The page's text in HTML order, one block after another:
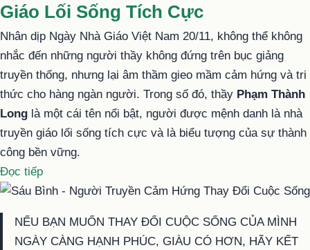
Giáo Lối Sống Tích Cực
Nhân dịp Ngày Nhà Giáo Việt Nam 20/11, không thể không
nhắc đến những người thầy không đứng trên bục giảng
truyền thống, nhưng lại âm thầm gieo mầm cảm hứng và tri
thức cho hàng ngàn người. Trong số đó, thầy Phạm Thành
Long là một cái tên nổi bật, người được mệnh danh là nhà
truyền giáo lối sống tích cực và là biểu tượng của sự thành
công bền vững.
Đọc tiếp“Phạm
Thành
là
NẾU BẠN MUỐN THAY ĐỔI CUỘC SỐNG CỦA MÌNH
NGÀY CÀNG HẠNH PHÚC, GIÀU CÓ HƠN, HÃY KẾT